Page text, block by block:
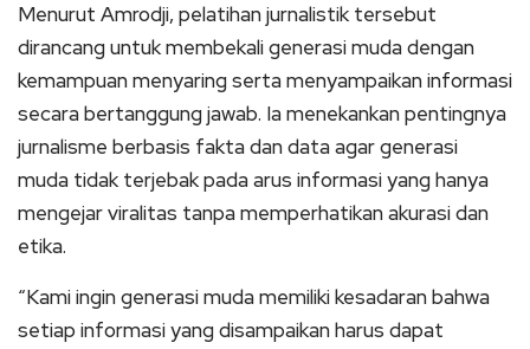
Menurut Amrodji, pelatihan jurnalistik tersebut
dirancang untuk membekali generasi muda dengan
kemampuan menyaring serta menyampaikan informasi
secara bertanggung jawab. Ia menekankan pentingnya
jurnalisme berbasis fakta dan data agar generasi
muda tidak terjebak pada arus informasi yang hanya
mengejar viralitas tanpa memperhatikan akurasi dan
etika.
“Kami ingin generasi muda memiliki kesadaran bahwa
setiap informasi yang disampaikan harus dapat